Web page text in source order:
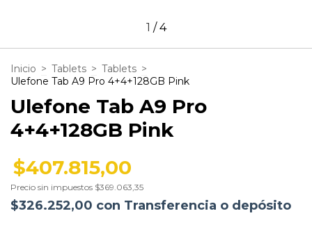
1 /4
Inicio > Tablets > Tablets >
Ulefone Tab A9 Pro 4+4+128GB Pink
Ulefone Tab A9 Pro
4+4+128GB Pink
$407.815,00
Precio sin impuestos $369.063,35
$326.252,00 con Transferencia o depósito